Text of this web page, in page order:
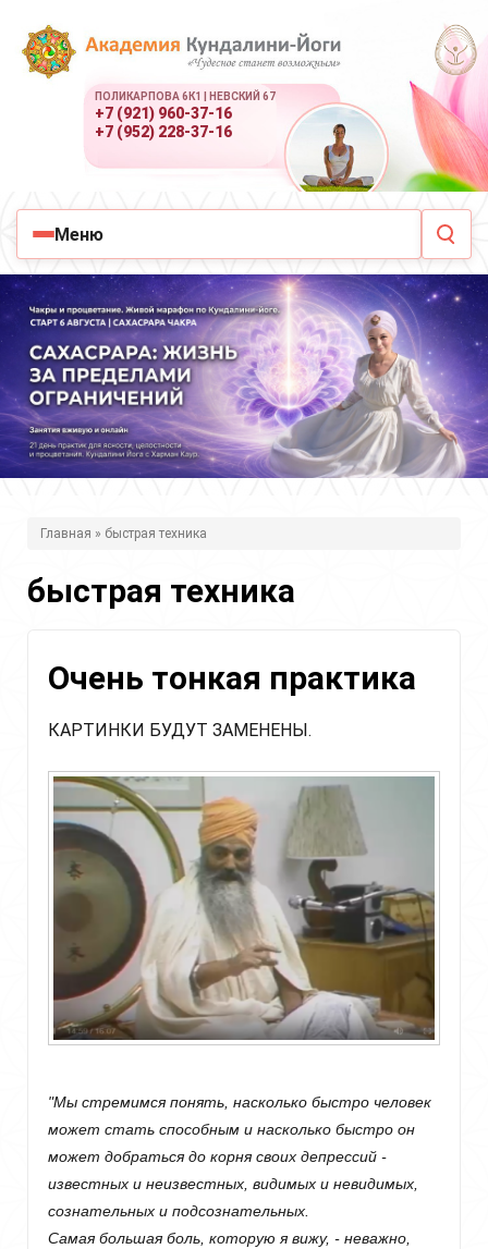
ПОЛИКАРПОВА 6К1 | НЕВСКИЙ 67
+7 (921) 960-37-16
+7 (952) 228-37-16
Меню
з
Главная » быстрая техника
быстрая техника
Очень тонкая практика
КАРТИНКИ БУДУТ ЗАМЕНЕНЫ.
"Мы стремимся понять, насколько быстро человек
может стать способным и насколько быстро он
может добраться до корня своих депрессий -
известных и неизвестных, видимых и невидимых,
сознательных и подсознательных.
Самая большая боль, которую я вижу, - неважно,